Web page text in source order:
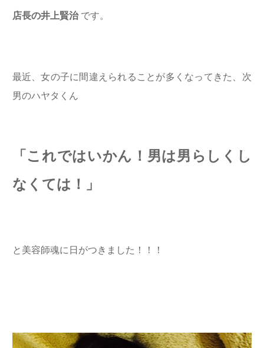
店長の井上賢治 です。
最近、女の子に間違えられることが多くなってきた、次
男のハヤタくん
「これではいかん！男は男らしくし
なくては！」
と美容師魂に日がつきました！！！